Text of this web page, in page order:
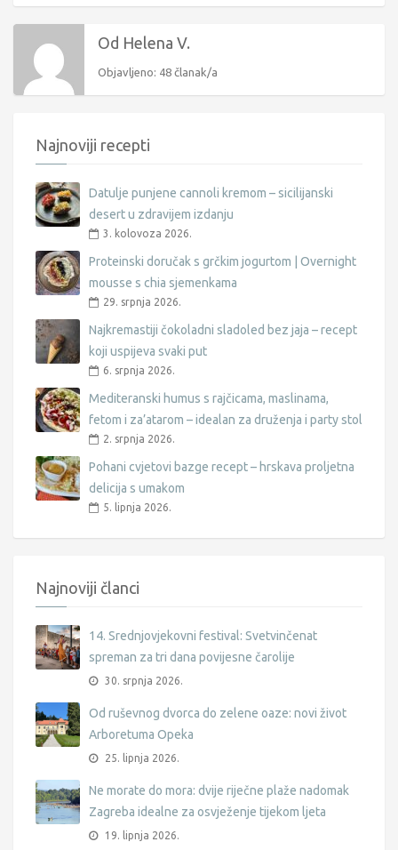
Od Helena V.
Objavljeno: 48 članak/a
Najnoviji recepti
Datulje punjene cannoli kremom – sicilijanski
desert u zdravijem izdanju
3. kolovoza 2026.
Proteinski doručak s grčkim jogurtom | Overnight
mousse s chia sjemenkama
29. srpnja 2026.
Najkremastiji čokoladni sladoled bez jaja – recept
koji uspijeva svaki put
6. srpnja 2026.
Mediteranski humus s rajčicama, maslinama,
fetom i za’atarom – idealan za druženja i party stol
2. srpnja 2026.
Pohani cvjetovi bazge recept – hrskava proljetna
delicija s umakom
5. lipnja 2026.
Najnoviji članci
14. Srednjovjekovni festival: Svetvinčenat
spreman za tri dana povijesne čarolije
30. srpnja 2026.
Od ruševnog dvorca do zelene oaze: novi život
Arboretuma Opeka
25. lipnja 2026.
Ne morate do mora: dvije riječne plaže nadomak
Zagreba idealne za osvježenje tijekom ljeta
19. lipnja 2026.